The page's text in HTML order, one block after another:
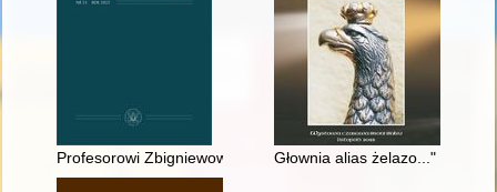
Profesorowi Zbigniewowi Zaporowskiemu w siedemdziesiątą
Głownia alias żelazo..." :